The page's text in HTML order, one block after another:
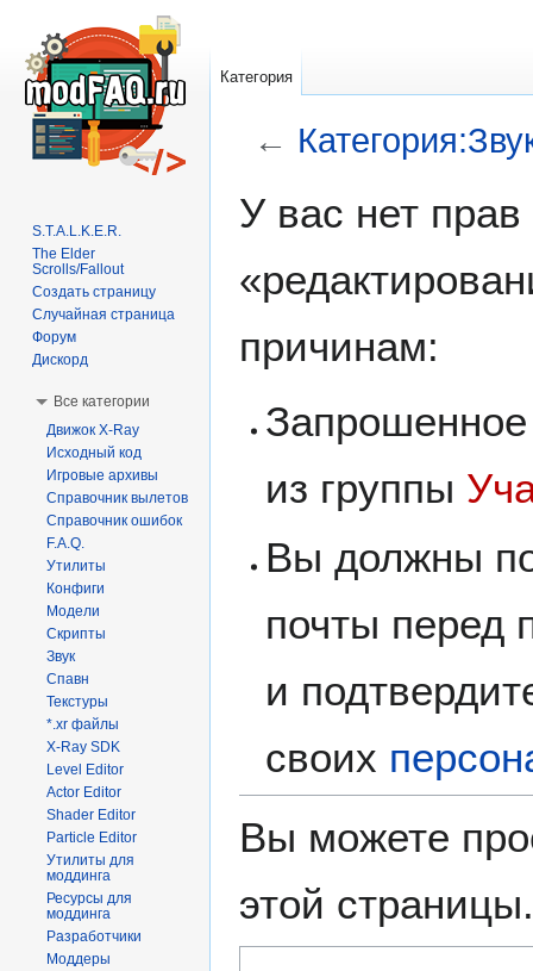
←
ккУ вас нет
причинам:
Запрошенное
из группы
Вы должны
почты перед
и
своих
Вы можете
этой страницы.
Категория
S.T.A.L.K.E.R.
The Elder
Scrolls/Fallout
Создать страницу
Случайная страница
Форум
Дискорд
Все категории
Движок X-Ray
Исходный код
Игровые архивы
Справочник вылетов
Справочник ошибок
F.A.Q.
Утилиты
Конфиги
Модели
Скрипты
Звук
Спавн
Текстуры
*.xr файлы
X-Ray SDK
Level Editor
Actor Editor
Shader Editor
Particle Editor
Утилиты для
моддинга
Ресурсы для
моддинга
Разработчики
Моддеры